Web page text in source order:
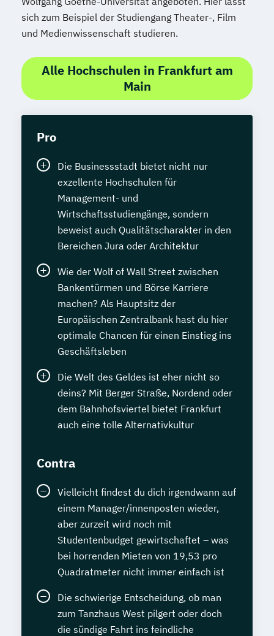
sich zum Beispiel der Studiengang Theater-, Film
und Medienwissenschaft studieren.
Alle Hochschulen in Frankfurt am
Main
Pro
Die Businessstadt bietet nicht nur
exzellente Hochschulen für
Management- und
Wirtschaftsstudiengänge, sondern
beweist auch Qualitätscharakter in den
Bereichen Jura oder Architektur
Wie der Wolf of Wall Street zwischen
Bankentürmen und Börse Karriere
machen? Als Hauptsitz der
Europäischen Zentralbank hast du hier
optimale Chancen für einen Einstieg ins
Geschäftsleben
Die Welt des Geldes ist eher nicht so
deins? Mit Berger Straße, Nordend oder
dem Bahnhofsviertel bietet Frankfurt
auch eine tolle Alternativkultur
Contra
Vielleicht findest du dich irgendwann auf
einem Manager/innenposten wieder,
aber zurzeit wird noch mit
Studentenbudget gewirtschaftet – was
bei horrenden Mieten von 19,53 pro
Quadratmeter nicht immer einfach ist
Die schwierige Entscheidung, ob man
zum Tanzhaus West pilgert oder doch
die sündige Fahrt ins feindliche